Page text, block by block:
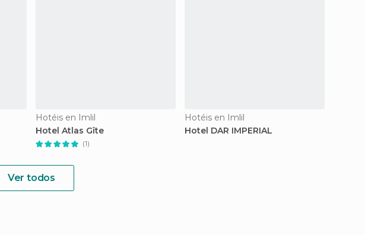
Hotéis en Imlil
Hotel Atlas Gîte
(1)
Hotéis en Imlil
Hotel DAR IMPERIAL
Ver todos